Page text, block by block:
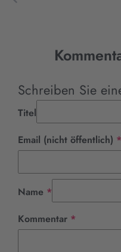
Schreiben Sie
Titel
Email (nicht öffentlich) *
Name *
Kommentar *